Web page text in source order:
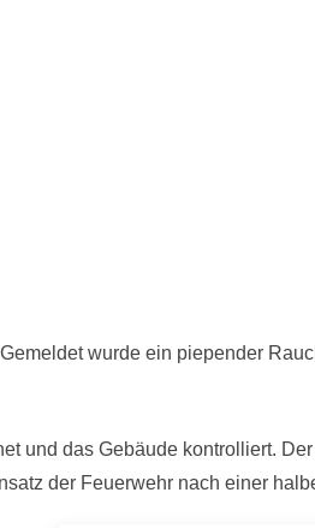
wurde ein piepender
und das Gebäude kontrolliert.
der Feuerwehr nach einer